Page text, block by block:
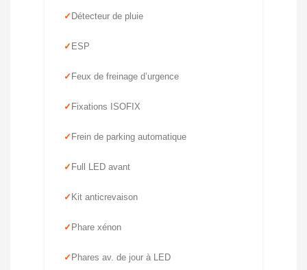
Détecteur de pluie
ESP
Feux de freinage d’urgence
Fixations ISOFIX
Frein de parking automatique
Full LED avant
Kit anticrevaison
Phare xénon
Phares av. de jour à LED